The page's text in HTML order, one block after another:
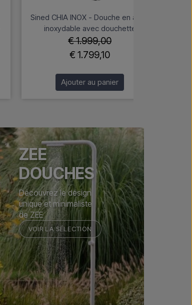
Sined CHIA INOX - Douche en acier
inoxydable avec douchette
€ 1.999,00
€ 1.799,10
Ajouter au panier
ZEE
DOUCHES
Découvrez le design
unique et minimaliste
de ZEE
VOIR LA SÉLECTION